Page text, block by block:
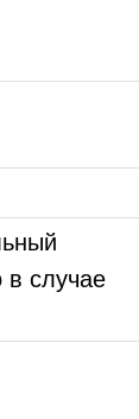
в случае